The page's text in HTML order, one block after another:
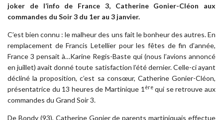
joker de l’info de France 3, Catherine Gonier-Cléon aux
commandes du Soir 3 du 1er au 3 janvier.
C’est bien connu : le malheur des uns fait le bonheur des autres. En
remplacement de Francis Letellier pour les fêtes de fin d’année,
France 3 pensait à…Karine Regis-Baste qui (nous l’avions annoncé
en juillet) avait donné toute satisfaction l’été dernier. Celle-ci ayant
décliné la proposition, c’est sa consœur, Catherine Gonier-Cléon,
présentatrice du 13 heures de Martinique 1èrequi se retrouve aux
commandes du Grand Soir 3.
De Bondy (93), Catherine Gonier de parents martiniquais effectue